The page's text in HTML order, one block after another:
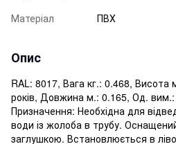
Матеріал ПВХ
Опис
RAL: 8017, Вага кг.: 0.468, Висота
років, Довжина м.: 0.165, Од.
Призначення: Необхідна для
води із жолоба в трубу.
заглушкою. Встановлюється в